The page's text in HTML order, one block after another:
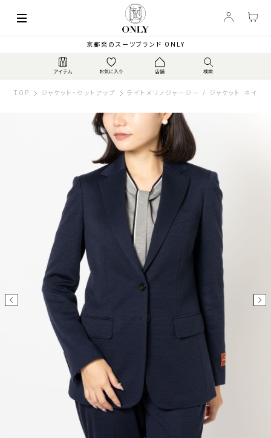
京都発のスーツブランド ONLY
TOP ジャケット・セットアップ ライトメリノジャージー / ジャケット ネイビー